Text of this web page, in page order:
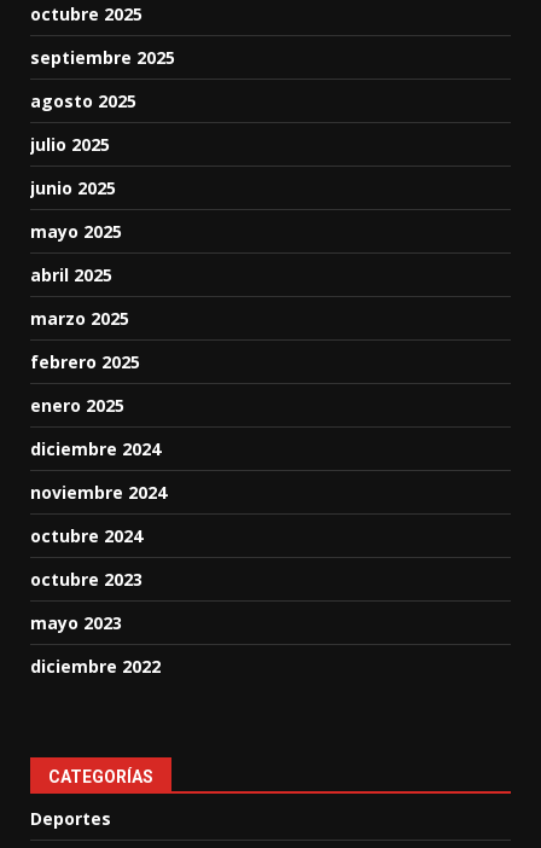
octubre 2025
septiembre 2025
agosto 2025
julio 2025
junio 2025
mayo 2025
abril 2025
marzo 2025
febrero 2025
enero 2025
diciembre 2024
noviembre 2024
octubre 2024
octubre 2023
mayo 2023
diciembre 2022
CATEGORÍAS
Deportes